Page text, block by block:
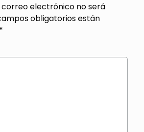
correo electrónico no será
obligatorios están
*